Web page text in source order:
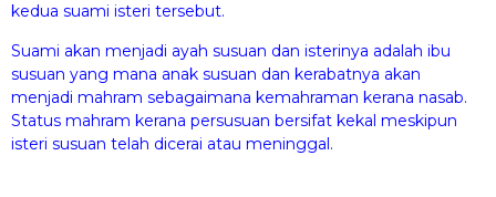
kedua suami isteri tersebut.
Suami akan menjadi ayah susuan dan isterinya adalah ibu
susuan yang mana anak susuan dan kerabatnya akan
menjadi mahram sebagaimana kemahraman kerana nasab.
Status mahram kerana persusuan bersifat kekal meskipun
isteri susuan telah dicerai atau meninggal.